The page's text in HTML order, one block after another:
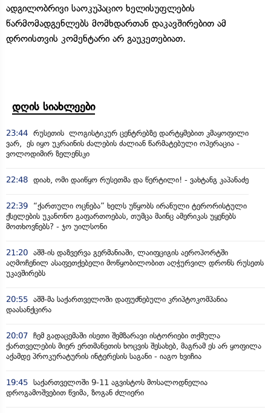
ადგილობრივი საოკუპაციო ხელისუფლების
წარმომადგენლებს მომხდართან დაკავშირებით ამ
დროისთვის კომენტარი არ გაუკეთებიათ.
დღის სიახლეები
23:44 რუსეთის ლოგისტიკურ ცენტრებზე დარტყმებით კმაყოფილი
ვარ, ეს იყო უკრაინის ძალების ძალიან წარმატებული ოპერაცია -
ვოლოდიმირ ზელენსკი
22:48 დიახ, ომი დაიწყო რუსეთმა და წერტილი! - ვახტანგ კაპანაძე
22:39
“ქართული ოცნება” ხელს უწყობს ირანული ტერორისტული
ქსელების უკანონო გაფართოებას, თუმცა მაინც ამერიკას უყენებს
მოთხოვნებს? - ჯო უილსონი
21:20 აშშ-ის დაზვერვა გერმანიაში, ლაიფციგის აეროპორტში
აღმოჩენილ ასაფეთქებელი მოწყობილობით აღჭურვილ დრონს რუსეთს
უკავშირებს
20:55 აშშ-მა საქართველოში დაფუძნებული კრიპტოკომპანია
დაასანქცირა
20:07 ჩემ გადაცემაში ისეთი შემზარავი ისტორიები თქმულა
ქართველების მიერ ერთმანეთის ხოცვის შესახებ, მაგრამ ეს არ ყოფილა
აქამდე პროკურატურის ინტერესის საგანი - იაგო ხვიჩია
19:45 საქართველოში 9-11 აგვისტოს მოსალოდნელია
დროგამოშვებით წვიმა, ზოგან ძლიერი